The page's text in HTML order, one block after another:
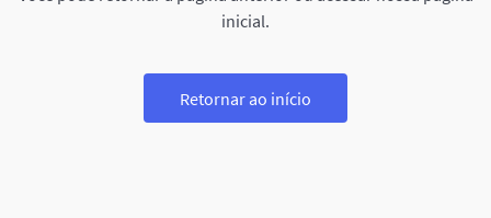
inicial.
Retornar ao início